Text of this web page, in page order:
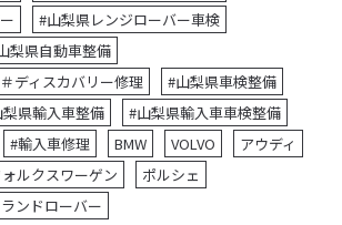
#山梨県レンジローバー車検
梨県自動車整備
ディスカバリー修理
#山梨県車検整備
県輸入車整備
#山梨県輸入車車検整備
#輸入車修理 BMW VOLVO
アウディ
ォルクスワーゲン
ポルシェ
ランドローバー